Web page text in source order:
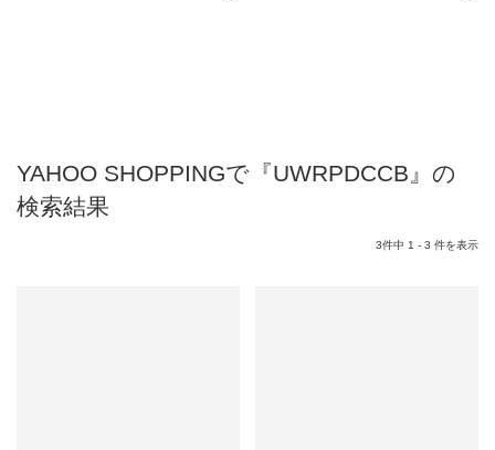
YAHOO SHOPPINGで『UWRPDCCB』の
検索結果
3件中 1 - 3 件を表示